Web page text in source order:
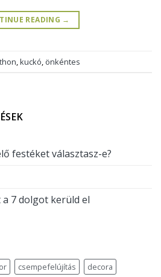
READING →
,kuckó, önkéntes
festéket választasz-e?
7 dolgot kerüld el
csempefelújítás
decora